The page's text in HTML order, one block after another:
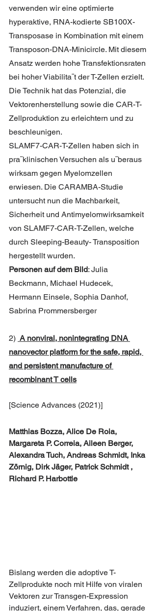
verwenden wir eine optimierte
hyperaktive, RNA-kodierte SB100X-
Transposase in Kombination mit einem
Transposon-DNA-Minicircle. Mit diesem
Ansatz werden hohe Transfektionsraten
bei hoher Viabilita¨t der T-Zellen erzielt.
Die Technik hat das Potenzial, die
Vektorenherstellung sowie die CAR-T-
Zellproduktion zu erleichtern und zu
beschleunigen.
SLAMF7-CAR-T-Zellen haben sich in
pra¨klinischen Versuchen als u¨beraus
wirksam gegen Myelomzellen
erwiesen. Die CARAMBA-Studie
untersucht nun die Machbarkeit,
Sicherheit und Antimyelomwirksamkeit
von SLAMF7-CAR-T-Zellen, welche
durch Sleeping-Beauty- Transposition
hergestellt wurden.
Personen auf dem Bild: Julia
Beckmann, Michael Hudecek,
Hermann Einsele, Sophia Danhof,
Sabrina Prommersberger
2) A nonviral, nonintegrating DNA
nanovector platform for the safe, rapid,
and persistent manufacture of
recombinant T cells
[Science Advances (2021)]
Matthias Bozza, Alice De Roia,
Margareta P. Correia, Aileen Berger,
Alexandra Tuch, Andreas Schmidt, Inka
Zörnig, Dirk Jäger, Patrick Schmidt ,
Richard P. Harbottle
Bislang werden die adoptive T-
Zellprodukte noch mit Hilfe von viralen
Vektoren zur Transgen-Expression
induziert, einem Verfahren, das, gerade